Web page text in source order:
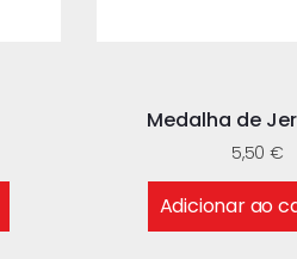
Medalha de
5,50€
Adicionar ao